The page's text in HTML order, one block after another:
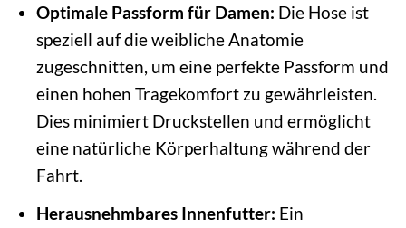
Optimale Passform für Damen: Die Hose ist
speziell auf die weibliche Anatomie
zugeschnitten, um eine perfekte Passform und
einen hohen Tragekomfort zu gewährleisten.
Dies minimiert Druckstellen und ermöglicht
eine natürliche Körperhaltung während der
Fahrt.
Herausnehmbares Innenfutter: Ein